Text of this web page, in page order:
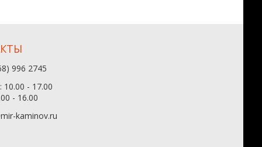
996 2745
10.00 - 17.00
- 16.00
kaminov.ru